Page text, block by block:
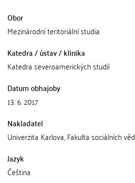
Obor
Mezinárodní teritoriální studia
Katedra / ústav / klinika
Katedra severoamerických studií
Datum obhajoby
13. 6. 2017
Nakladatel
Univerzita Karlova, Fakulta sociálních věd
Jazyk
Čeština